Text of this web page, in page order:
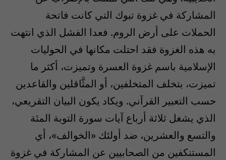
المشاركة في غزوة تبوك التي كانت فاتحة
الحملات على أرض الروم. فعدا الفشل الذي انتهت
به هذه الغزوة فقد احتلت مكانها في الحوليات
الإسلامية باسم غزوة العسرة وتميزت، أكثر ما
تميزت، بتخلف المتخلفين، أو المثَّاقلين والقاعدين
حسب التعبير القرآني. ويكاد يكون البيان التقريعي،
الذي يشغل ثلاثة أرباع آيات سورة التوبة المئة
والتسع والعشرين، ضد أولئك «الخوالف»، أي
المستنكفين من الصحابيين عن المشاركة في غزوة